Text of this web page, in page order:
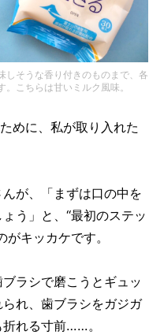
しそうな香り付きのものまで、各
こちらは甘いミルク風味。
めに、私が取り入れた
が、「まずは口の中を
う」と、“最初のステッ
キッカケです。
ラシで磨こうとギュッ
れ、歯ブラシをガジガ
れる寸前……。